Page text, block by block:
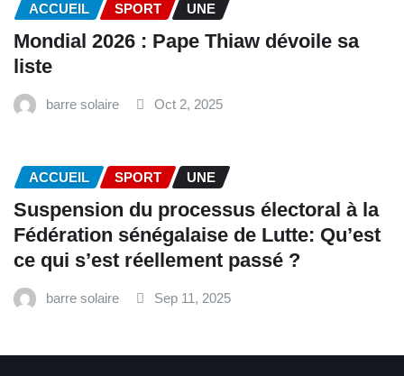
ACCUEIL SPORT UNE
Mondial 2026 : Pape Thiaw dévoile sa
liste
barre solaire Oct 2, 2025
ACCUEIL SPORT UNE
‎Suspension du processus électoral à la
Fédération sénégalaise de Lutte: Qu’est
ce qui s’est réellement passé ? ‎‎
barre solaire Sep 11, 2025